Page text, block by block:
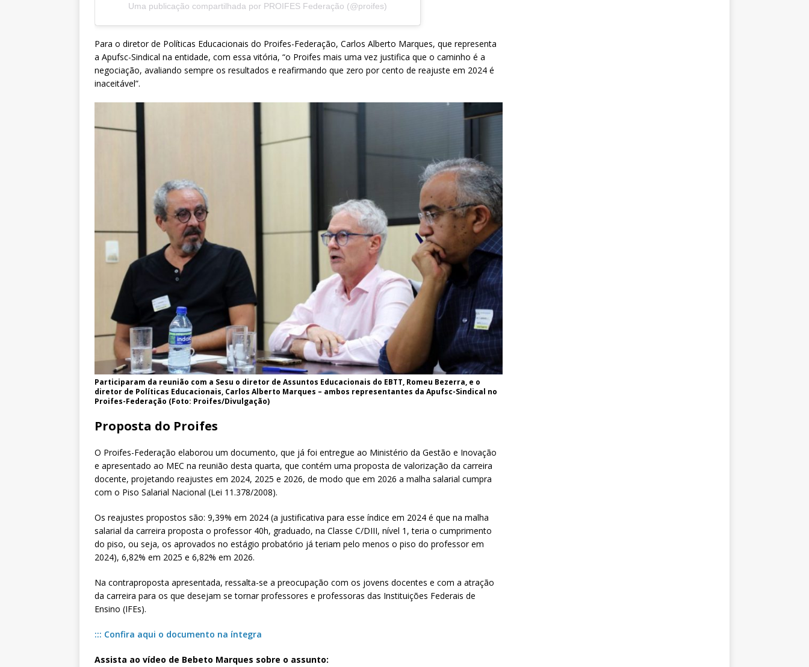
Uma publicação compartilhada por PROIFES Federação (@proifes)
Para o diretor de Políticas Educacionais do Proifes-Federação, Carlos Alberto Marques, que representa
a Apufsc-Sindical na entidade, com essa vitória, “o Proifes mais uma vez justifica que o caminho é a
negociação, avaliando sempre os resultados e reafirmando que zero por cento de reajuste em 2024 é
inaceitável”.
Participaram da reunião com a Sesu o diretor de Assuntos Educacionais do EBTT, Romeu Bezerra, e o
diretor de Políticas Educacionais, Carlos Alberto Marques – ambos representantes da Apufsc-Sindical no
Proifes-Federação (Foto: Proifes/Divulgação)
Proposta do Proifes
O Proifes-Federação elaborou um documento, que já foi entregue ao Ministério da Gestão e Inovação
e apresentado ao MEC na reunião desta quarta, que contém uma proposta de valorização da carreira
docente, projetando reajustes em 2024, 2025 e 2026, de modo que em 2026 a malha salarial cumpra
com o Piso Salarial Nacional (Lei 11.378/2008).
Os reajustes propostos são: 9,39% em 2024 (a justificativa para esse índice em 2024 é que na malha
salarial da carreira proposta o professor 40h, graduado, na Classe C/DIII, nível 1, teria o cumprimento
do piso, ou seja, os aprovados no estágio probatório já teriam pelo menos o piso do professor em
2024), 6,82% em 2025 e 6,82% em 2026.
Na contraproposta apresentada, ressalta-se a preocupação com os jovens docentes e com a atração
da carreira para os que desejam se tornar professores e professoras das Instituições Federais de
Ensino (IFEs).
::: Confira aqui o documento na íntegra
Assista ao vídeo de Bebeto Marques sobre o assunto: